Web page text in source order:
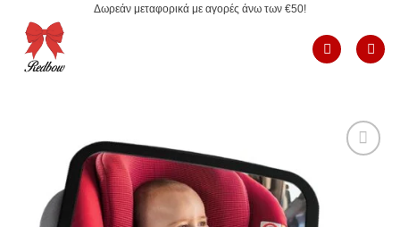
περιεχόμενο
Δωρεάν μεταφορικά με αγορές άνω των €50!